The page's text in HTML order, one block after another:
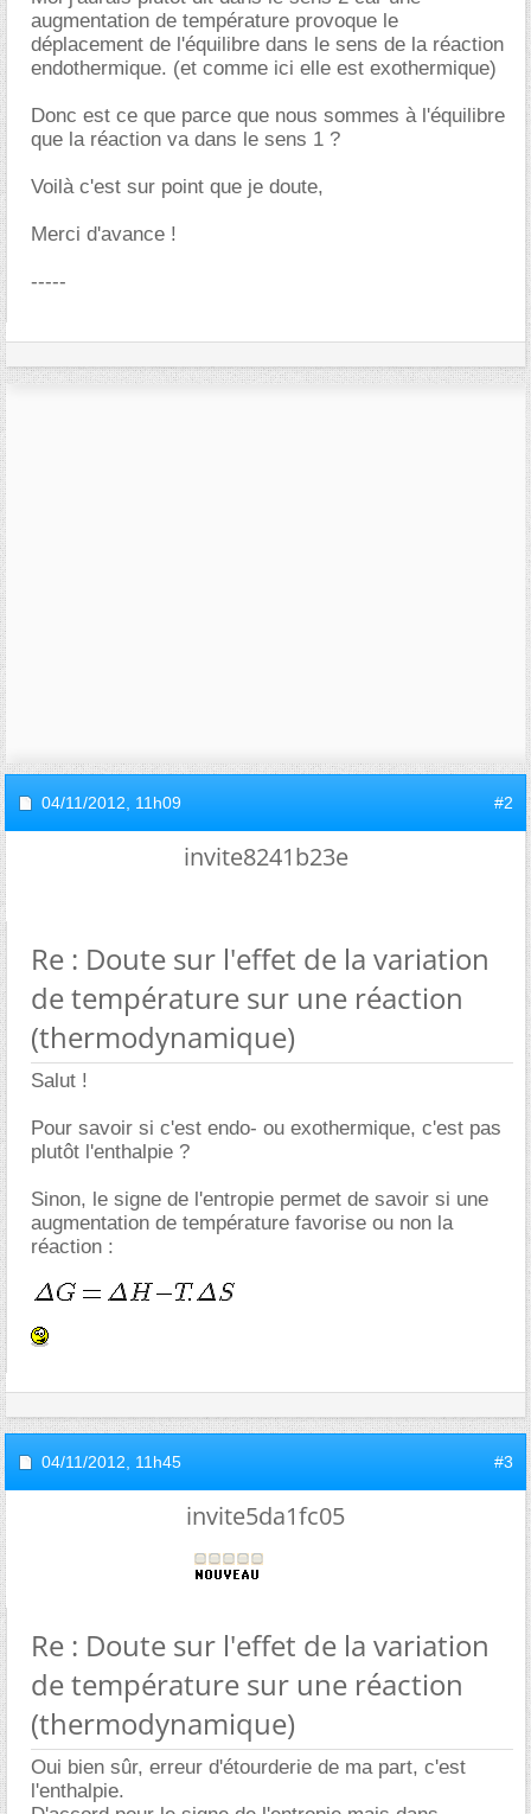
augmentation de température provoque le
déplacement de l'équilibre dans le sens de la réaction
endothermique. (et comme ici elle est exothermique)
Donc est ce que parce que nous sommes à l'équilibre
que la réaction va dans le sens 1 ?
Voilà c'est sur point que je doute,
Merci d'avance !
-----
04/11/2012, 11h09 #2
invite8241b23e
Re : Doute sur l'effet de la variation
de température sur une réaction
(thermodynamique)
Salut !
Pour savoir si c'est endo- ou exothermique, c'est pas
plutôt l'enthalpie ?
Sinon, le signe de l'entropie permet de savoir si une
augmentation de température favorise ou non la
réaction :
04/11/2012, 11h45 #3
invite5da1fc05
Re : Doute sur l'effet de la variation
de température sur une réaction
(thermodynamique)
Oui bien sûr, erreur d'étourderie de ma part, c'est
l'enthalpie.